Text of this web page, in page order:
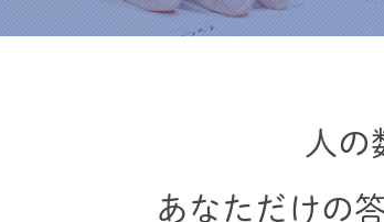
人の
あなただけの